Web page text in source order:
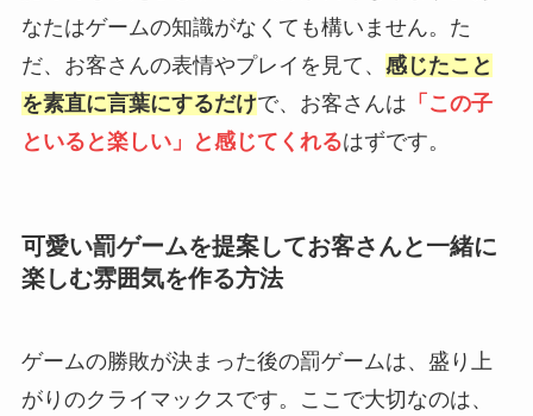
なたはゲームの知識がなくても構いません。た
だ、お客さんの表情やプレイを見て、 感じたこと
を素直に言葉にするだけで、お客さんは 「この子
といると楽しい」と感じてくれるはずです。
可愛い罰ゲームを提案してお客さんと一緒に
楽しむ雰囲気を作る方法
ゲームの勝敗が決まった後の罰ゲームは、盛り上
がりのクライマックスです。ここで大切なのは、